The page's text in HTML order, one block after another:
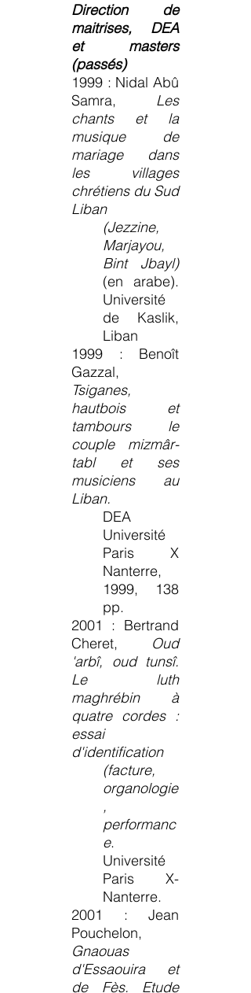
Direction de
maitrises, DEA
et masters
(passés)
1999 : Nidal Abû
Samra, Les
chants et la
musique de
mariage dans
les villages
chrétiens du Sud
Liban
(Jezzine,
Marjayou,
Bint Jbayl)
(en arabe).
Université
de Kaslik,
Liban
1999 : Benoît
Gazzal,
Tsiganes,
hautbois et
tambours le
couple mizmâr-
tabl et ses
musiciens au
Liban.
DEA
Université
Paris X
Nanterre,
1999, 138
pp.
2001 : Bertrand
Cheret, Oud
'arbî, oud tunsî.
Le luth
maghrébin à
quatre cordes :
essai
d'identification
(facture,
organologie
,
performanc
e.
Université
Paris X-
Nanterre.
2001 : Jean
Pouchelon,
Gnaouas
d'Essaouira et
de Fès. Etude